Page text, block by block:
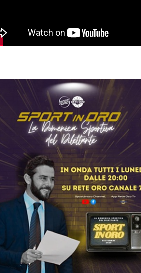
Dilettanti Serie D
(Certosa V.